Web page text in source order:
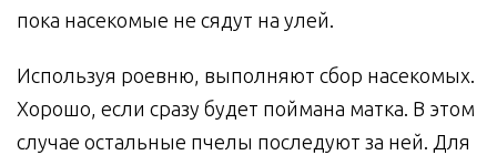
пока насекомые не сядут на улей.
Используя роевню, выполняют сбор насекомых.
Хорошо, если сразу будет поймана матка. В этом
случае остальные пчелы последуют за ней. Для